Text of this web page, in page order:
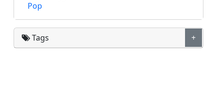
Pop
Tags +